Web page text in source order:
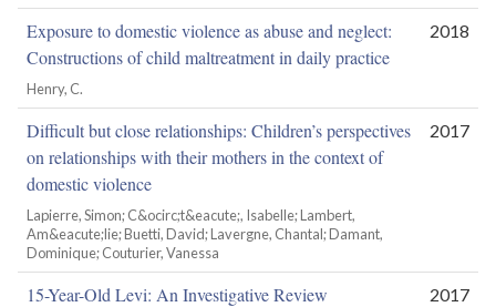
Exposure to domestic violence as abuse and neglect:
Constructions of child maltreatment in daily practice
Henry, C.
2018
Difficult but close relationships: Children’s perspectives
on relationships with their mothers in the context of
domestic violence
Lapierre, Simon; C&ocirc;t&eacute;, Isabelle; Lambert,
Am&eacute;lie; Buetti, David; Lavergne, Chantal; Damant,
Dominique; Couturier, Vanessa
2017
15-Year-Old Levi: An Investigative Review 2017